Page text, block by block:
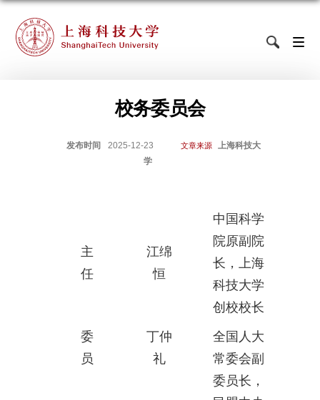
校务委员会
发布时间 2025-12-23 文章来源
上海科技大
学
主
任
江绵
恒
中国科学
院原副院
长，上海
科技大学
创校校长
委
员
丁仲
礼
全国人大
常委会副
委员长，